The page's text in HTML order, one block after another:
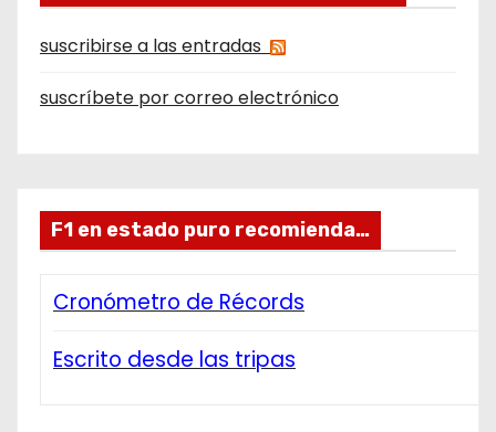
suscribirse a las entradas
suscríbete por correo electrónico
F1 en estado puro recomienda…
Cronómetro de Récords
Escrito desde las tripas